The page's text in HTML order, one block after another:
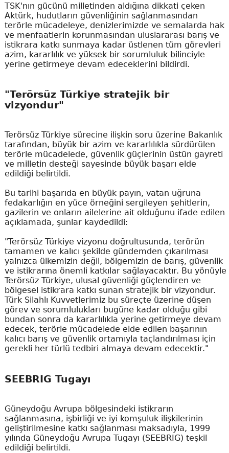
TSK'nın gücünü milletinden aldığına dikkati çeken
Aktürk, hudutların güvenliğinin sağlanmasından
terörle mücadeleye, denizlerimizde ve semalarda hak
ve menfaatlerin korunmasından uluslararası barış ve
istikrara katkı sunmaya kadar üstlenen tüm görevleri
azim, kararlılık ve yüksek bir sorumluluk bilinciyle
yerine getirmeye devam edeceklerini bildirdi.
"Terörsüz Türkiye stratejik bir
vizyondur"
Terörsüz Türkiye sürecine ilişkin soru üzerine Bakanlık
tarafından, büyük bir azim ve kararlılıkla sürdürülen
terörle mücadelede, güvenlik güçlerinin üstün gayreti
ve milletin desteği sayesinde büyük başarı elde
edildiği belirtildi.
Bu tarihi başarıda en büyük payın, vatan uğruna
fedakarlığın en yüce örneğini sergileyen şehitlerin,
gazilerin ve onların ailelerine ait olduğunu ifade edilen
açıklamada, şunlar kaydedildi:
"Terörsüz Türkiye vizyonu doğrultusunda, terörün
tamamen ve kalıcı şekilde gündemden çıkarılması
yalnızca ülkemizin değil, bölgemizin de barış, güvenlik
ve istikrarına önemli katkılar sağlayacaktır. Bu yönüyle
Terörsüz Türkiye, ulusal güvenliği güçlendiren ve
bölgesel istikrara katkı sunan stratejik bir vizyondur.
Türk Silahlı Kuvvetlerimiz bu süreçte üzerine düşen
görev ve sorumlulukları bugüne kadar olduğu gibi
bundan sonra da kararlılıkla yerine getirmeye devam
edecek, terörle mücadelede elde edilen başarının
kalıcı barış ve güvenlik ortamıyla taçlandırılması için
gerekli her türlü tedbiri almaya devam edecektir."
SEEBRIG Tugayı
Güneydoğu Avrupa bölgesindeki istikrarın
sağlanmasına, işbirliği ve iyi komşuluk ilişkilerinin
geliştirilmesine katkı sağlanması maksadıyla, 1999
yılında Güneydoğu Avrupa Tugayı (SEEBRIG) teşkil
edildiği belirtildi.